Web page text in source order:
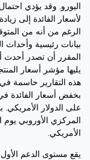
اليورو. وقد يؤدي
لأسعار الفائدة إلى
الرغم من أنه من
بيانات رئيسية
المقرر أن تصدر أحدث
يليها مؤشر أسعار
هذه التقارير حاسمة
بخفض أسعار الفائدة
على الدولار
المركزي الأوروبي يوم
الأمريكي.